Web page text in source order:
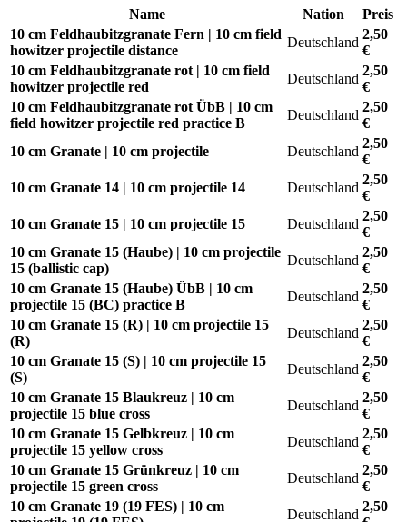
Name Nation
Preis
10 cm Feldhaubitzgranate Fern | 10 cm field
howitzer projectile distance
Deutschland
2,50
€
10 cm Feldhaubitzgranate rot | 10 cm field
howitzer projectile red
Deutschland
2,50
€
10 cm Feldhaubitzgranate rot ÜbB | 10 cm
field howitzer projectile red practice B
Deutschland
2,50
€
10 cm Granate | 10 cm projectile
Deutschland
2,50
€
10 cm Granate 14 | 10 cm projectile 14
Deutschland
2,50
€
10 cm Granate 15 | 10 cm projectile 15
Deutschland
2,50
€
10 cm Granate 15 (Haube) | 10 cm projectile
15 (ballistic cap)
Deutschland
2,50
€
10 cm Granate 15 (Haube) ÜbB | 10 cm
projectile 15 (BC) practice B
Deutschland
2,50
€
10 cm Granate 15 (R) | 10 cm projectile 15
(R)
Deutschland
2,50
€
10 cm Granate 15 (S) | 10 cm projectile 15
(S)
Deutschland
2,50
€
10 cm Granate 15 Blaukreuz | 10 cm
projectile 15 blue cross
Deutschland
2,50
€
10 cm Granate 15 Gelbkreuz | 10 cm
projectile 15 yellow cross
Deutschland
2,50
€
10 cm Granate 15 Grünkreuz | 10 cm
projectile 15 green cross
Deutschland
2,50
€
10 cm Granate 19 (19 FES) | 10 cm
Deutschland
2,50